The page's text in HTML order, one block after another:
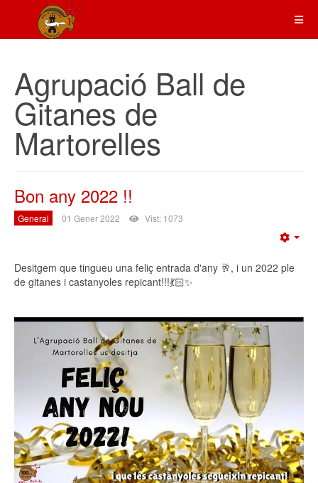
Agrupació Ball de
Gitanes de
Martorelles
Bon any 2022 !!
General 01 Gener 2022 Vist: 1073
Desitgem que tingueu una feliç entrada d'any 🥂, i un 2022 ple
de gitanes i castanyoles repicant!!!💃🏻✨